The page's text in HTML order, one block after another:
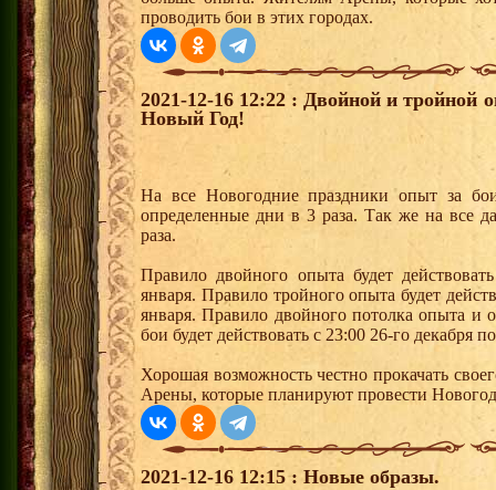
проводить бои в этих городах.
2021-12-16 12:22 : Двойной и тройной
Новый Год!
На все Новогодние праздники опыт за
определенные дни в 3 раза. Так же на все
раза.
Правило двойного опыта будет
января. Правило тройного опыта будет
января. Правило двойного потолка опыта и
бои будет действовать с 23:00 26-го декабря
Хорошая возможность честно прокачать
Арены, которые планируют провести
2021-12-16 12:15 : Новые образы.